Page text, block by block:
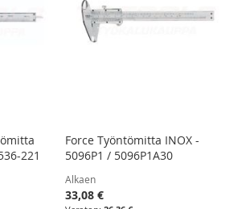
221
Force Työntömitta INOX -
5096P1 / 5096P1A30
Alkaen
33,08 €